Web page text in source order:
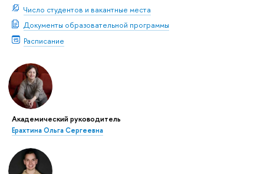
Число студентов и вакантные места
Документы образовательной программы
Расписание
Академический руководитель
Ерахтина Ольга Сергеевна